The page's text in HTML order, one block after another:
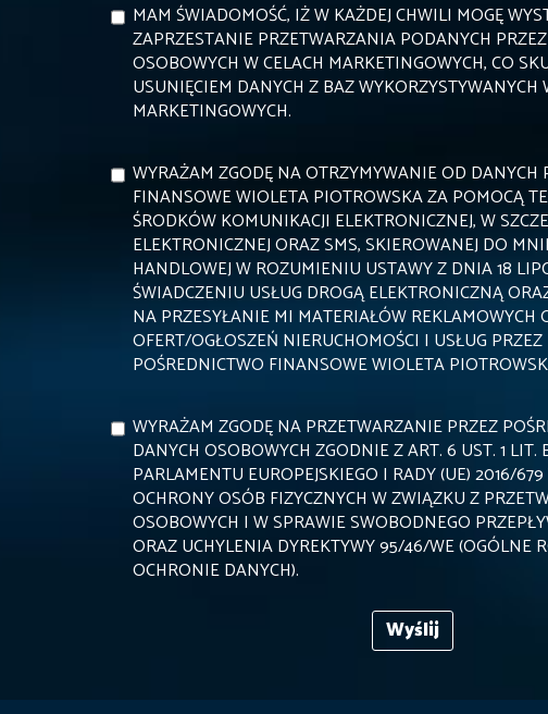
MAM ŚWIADOMOŚĆ, IŻ W KAŻDEJ CHWILI MOGĘ
ZAPRZESTANIE PRZETWARZANIA PODANYCH
OSOBOWYCH W CELACH MARKETINGOWYCH, CO
USUNIĘCIEM DANYCH Z BAZ WYKORZYSTYWANYCH
MARKETINGOWYCH.
WYRAŻAM ZGODĘ NA OTRZYMYWANIE OD DANYCH
FINANSOWE WIOLETA PIOTROWSKA ZA POMOCĄ
ŚRODKÓW KOMUNIKACJI ELEKTRONICZNEJ, W
ELEKTRONICZNEJ ORAZ SMS, SKIEROWANEJ DO
HANDLOWEJ W ROZUMIENIU USTAWY Z DNIA 18
ŚWIADCZENIU USŁUG DROGĄ ELEKTRONICZNĄ
NA PRZESYŁANIE MI MATERIAŁÓW REKLAMOWYCH
OFERT/OGŁOSZEŃ NIERUCHOMOŚCI I USŁUG PRZEZ
POŚREDNICTWO FINANSOWE WIOLETA
WYRAŻAM ZGODĘ NA PRZETWARZANIE PRZEZ
DANYCH OSOBOWYCH ZGODNIE Z ART. 6 UST. 1
PARLAMENTU EUROPEJSKIEGO I RADY (UE) 2016/
OCHRONY OSÓB FIZYCZNYCH W ZWIĄZKU Z
OSOBOWYCH I W SPRAWIE SWOBODNEGO
ORAZ UCHYLENIA DYREKTYWY 95/46/WE (OGÓLNE
OCHRONIE DANYCH).